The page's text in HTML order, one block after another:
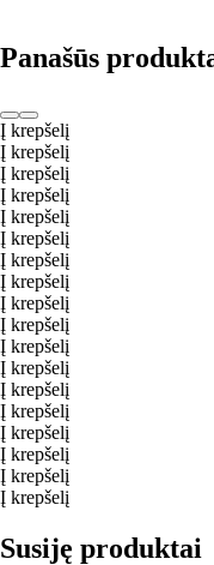
Panašūs
Į krepšelį
Į krepšelį
Į krepšelį
Į krepšelį
Į krepšelį
Į krepšelį
Į krepšelį
Į krepšelį
Į krepšelį
Į krepšelį
Į krepšelį
Į krepšelį
Į krepšelį
Į krepšelį
Į krepšelį
Į krepšelį
Į krepšelį
Į krepšelį
Susiję produktai